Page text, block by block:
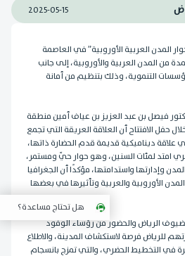
2025-05-15
المدن العربية الأوروبية” في العاصمة
بمشاركة أكثر من 100 عمدة من المدن العربية والأوروبية، إلى جانب
التنموية، وذلك بتنظيم من أمانة
فيصل بن عبد العزيز بن عياف أمين منطقة
حفل الافتتاح أن العلاقة العريقة التي تجمع
علاقة ديناميكية قديمة قدم الحضارة ذاتها،
امتد لمئات السنين، وهو حوار حيّ ومستمر،
وإدارتها واستدامتها، مؤكدًا أن الجغرافيا
الأوروبية والعربية وتأثيرها في بعضها
الرياض والحضور من رؤساء الوفود
للرياض فرصة لاستكشاف المدينة، والاطلاع
في التخطيط الحضري، والتي تمزج بانسجام
هل تحتاج مساعدة؟